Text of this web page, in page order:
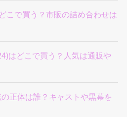
こで買う？市販の詰め合わせは
はどこで買う？人気は通販や
の正体は誰？キャストや黒幕を